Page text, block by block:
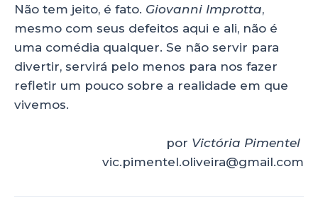
Não tem jeito, é fato. Giovanni Improtta,
mesmo com seus defeitos aqui e ali, não é
uma comédia qualquer. Se não servir para
divertir, servirá pelo menos para nos fazer
refletir um pouco sobre a realidade em que
vivemos.
por Victória Pimentel
vic.pimentel.oliveira@gmail.com